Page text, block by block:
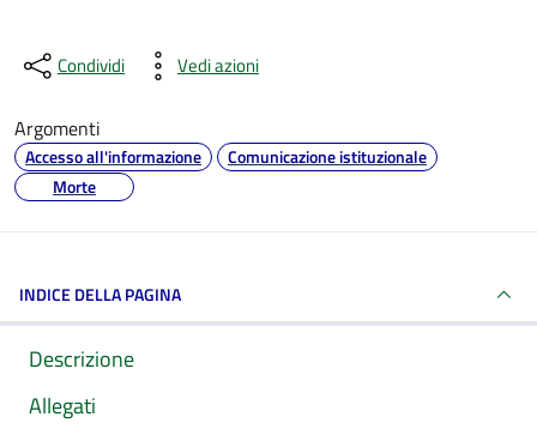
Condividi Vedi azioni
Argomenti
Accesso all'informazione
Comunicazione istituzionale
Morte
INDICE DELLA PAGINA
Descrizione
Allegati